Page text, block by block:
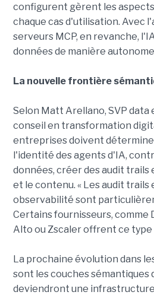
configurent gèrent les
chaque cas d'utilisation. Avec
serveurs MCP, en revanche,
données de manière
La nouvelle frontière
Selon Matt Arellano, SVP data
conseil en transformation
entreprises doivent
l'identité des agents d'IA,
données, créer des audit
et le contenu. « Les audit
observabilité sont
Certains fournisseurs, comme
Alto ou Zscaler offrent ce type
La prochaine évolution dans
sont les couches sémantiques
deviendront une infrastructure